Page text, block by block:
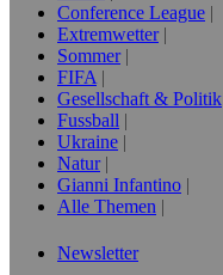
Conference League
Extremwetter
Sommer
FIFA
Gesellschaft & Politik
Fussball
Ukraine
Natur
Gianni Infantino
Alle Themen
Newsletter